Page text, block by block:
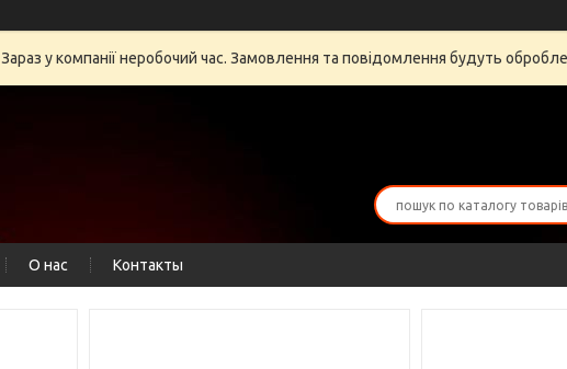
Зараз у компанії неробочий час. Замовлення та повідомлення будуть
О нас Контакты